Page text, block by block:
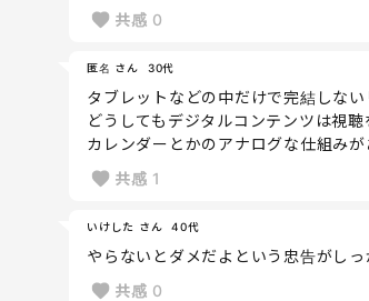
共感 0
匿名 さん 30代
タブレットなどの中だけで完結しな
どうしてもデジタルコンテンツは視
カレンダーとかのアナログな仕組み
共感 1
いけした さん 40代
やらないとダメだよという忠告がし
共感 0